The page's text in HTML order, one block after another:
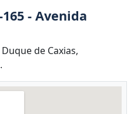
165 - Avenida
de Caxias,